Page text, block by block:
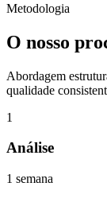
Metodologia
O nosso
Abordagem
qualidade
1
Análise
1 semana